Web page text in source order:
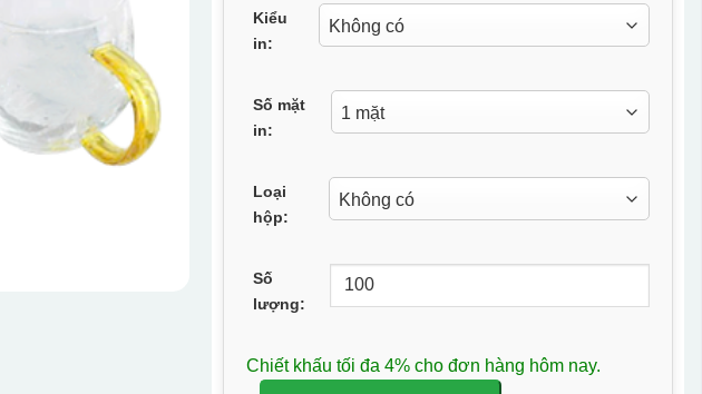
Kiểu
in:
Số mặt
in:
Loại
hộp:
Số
lượng:
Chiết khấu tối đa 4% cho đơn hàng hôm nay.